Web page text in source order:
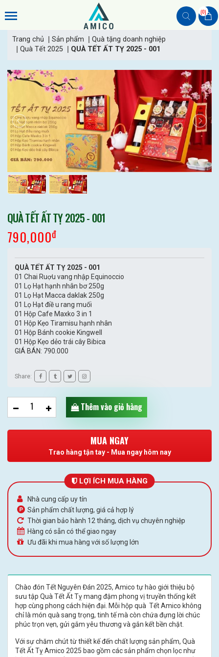
(0)
Trang chủ Sản phẩm
Quà tặng doanh nghiệp
Quà Tết 2025
QUÀ TẾT ẤT TỴ 2025 - 001
QUÀ TẾT ẤT TỴ 2025 - 001
790,000đ
QUÀ TẾT ẤT TỴ 2025 - 001
01 Chai Ruợ̛u vang nhập Equinoccio
01 Lọ Hạt hạnh nhân bơ 250g
01 Lọ Hạt Macca daklak 250g
01 Lọ Hạt điề u rang muối
01 Hộp Cafe Maxko 3 in 1
01 Hộp Kẹo Tiramisu hạnh nhân
01 Hộp Bánh cookie Kingwell
01 Hộp Kẹo dẻo trái cây Bibica
GIÁ BÁN: 790.000
Share:
Thêm vào giỏ hàng
MUA NGAY
Trao hàng tận tay - Mua ngay hôm nay
LỢI ÍCH MUA HÀNG
Nhà cung cấp uy tín
Sản phẩm chất lượng, giá cả hợp lý
Thời gian bảo hành 12 tháng, dịch vụ chuyên nghiệp
Hàng có sẵn có thể giao ngay
Ưu đãi khi mua hàng với số lượng lớn
Chào đón Tết Nguyên Đán 2025, Amico tự hào giới thiệu bộ
sưu tập Quà Tết Ất Tỵ mang đậm phong vị truyền thống kết
hợp cùng phong cách hiện đại. Mỗi hộp quà Tết Amico không
chỉ là món quà sang trọng, tinh tế mà còn chứa đựng lời chúc
phúc trọn vẹn, gửi gắm yêu thương và gắn kết bền chặt.
Với sự chăm chút từ thiết kế đến chất lượng sản phẩm, Quà
Tết Ất Tỵ Amico 2025 bao gồm các sản phẩm chọn lọc như